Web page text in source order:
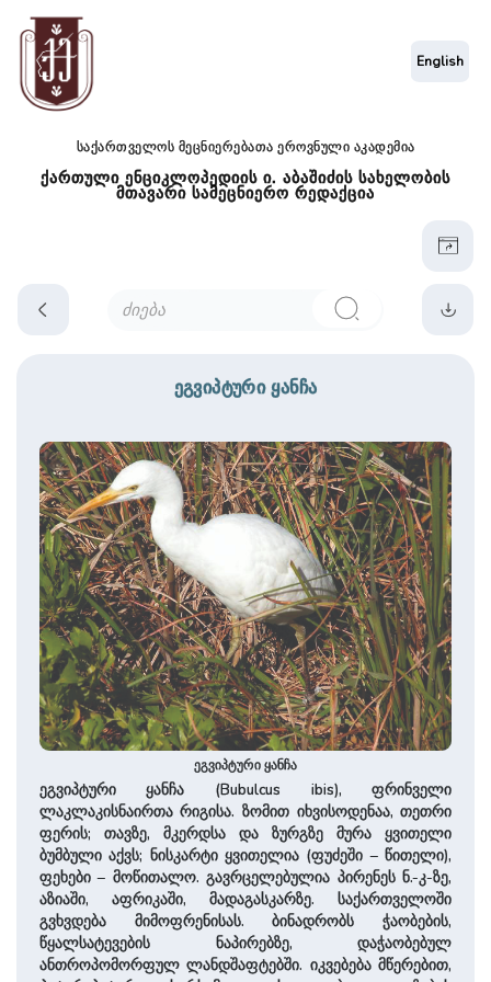
საქართველოს მეცნიერებათა ეროვნული აკადემია
ქართული ენციკლოპედიის ი. აბაშიძის სახელობის
მთავარი სამეცნიერო რედაქცია
English
ეგვიპტური ყანჩა
ეგვიპტური ყანჩა
ეგვიპტური ყანჩა (Bubulcus ibis), ფრინველი
ლაკლაკისნაირთა რიგისა. ზომით იხვისოდენაა, თეთრი
ფერის; თავზე, მკერდსა და ზურგზე მურა ყვითელი
ბუმბული აქვს; ნისკარტი ყვითელია (ფუძეში – წითელი),
ფეხები – მოწითალო. გავრცელებულია პირენეს ნ.-კ-ზე,
აზიაში, აფრიკაში, მადაგასკარზე. საქართველოში
გვხვდება მიმოფრენისას. ბინადრობს ჭაობების,
წყალსატევების ნაპირებზე, დაჭაობებულ
ანთროპომორფულ ლანდშაფტებში. იკვებება მწერებით,